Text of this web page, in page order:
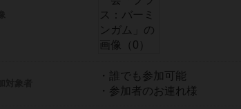
・誰でも参加可能
・参加者のお連れ様